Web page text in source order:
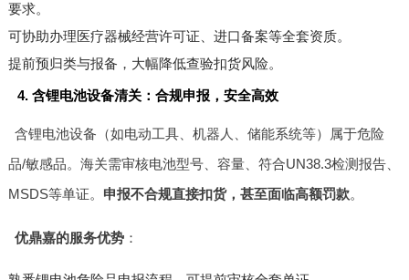
要求。
可协助办理医疗器械经营许可证、进口备案等全套资质。
提前预归类与报备，大幅降低查验扣货风险。
4. 含锂电池设备清关：合规申报，安全高效
含锂电池设备（如电动工具、机器人、储能系统等）属于危险
品/敏感品。海关需审核电池型号、容量、符合UN38.3检测报告、
MSDS等单证。 申报不合规直接扣货，甚至面临高额罚款。
优鼎嘉的服务优势 ：